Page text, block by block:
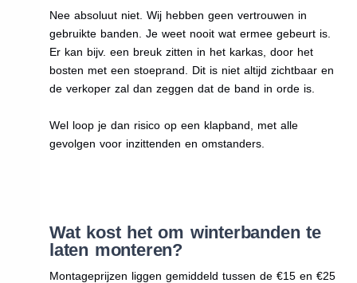
Nee absoluut niet. Wij hebben geen vertrouwen in
gebruikte banden. Je weet nooit wat ermee gebeurt is.
Er kan bijv. een breuk zitten in het karkas, door het
bosten met een stoeprand. Dit is niet altijd zichtbaar en
de verkoper zal dan zeggen dat de band in orde is.
Wel loop je dan risico op een klapband, met alle
gevolgen voor inzittenden en omstanders.
Wat kost het om winterbanden te
laten monteren?
Montageprijzen liggen gemiddeld tussen de €15 en €25